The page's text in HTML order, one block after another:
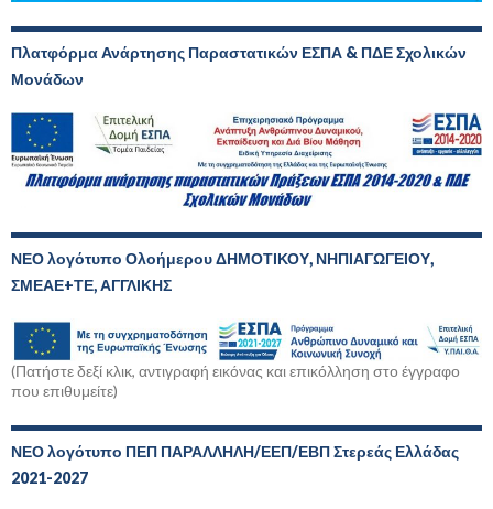
Πλατφόρμα Ανάρτησης Παραστατικών ΕΣΠΑ & ΠΔΕ Σχολικών
Μονάδων
ΝΕΟ λογότυπο Ολοήμερου ΔΗΜΟΤΙΚΟΥ, ΝΗΠΙΑΓΩΓΕΙΟΥ,
ΣΜΕΑΕ+ΤΕ, ΑΓΓΛΙΚΗΣ
(Πατήστε δεξί κλικ, αντιγραφή εικόνας και επικόλληση στο έγγραφο
που επιθυμείτε)
ΝΕΟ λογότυπο ΠΕΠ ΠΑΡΑΛΛΗΛΗ/ΕΕΠ/ΕΒΠ Στερεάς Ελλάδας
2021-2027